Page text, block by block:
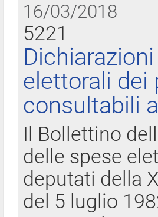
16/03/2018
5221
elettorali dei
consultabili
Il Bollettino
delle spese
deputati della
del 5 luglio